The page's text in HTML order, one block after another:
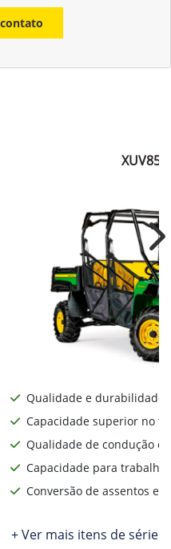
Qualidade e durabilidade;
Capacidade superior no
Qualidade de condução o
Capacidade para
Conversão de assentos e
+ Ver mais itens de série